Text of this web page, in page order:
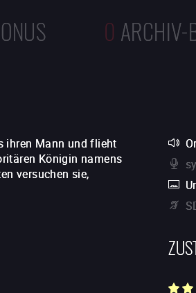
0 ARCHIV-
ihren Mann und flieht
Königin namens
versuchen sie,